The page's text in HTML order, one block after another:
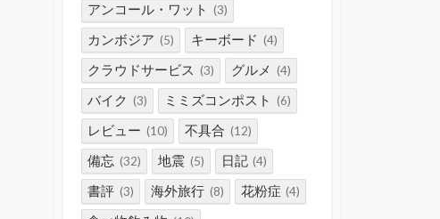
アンコール・ワット (3)
カンボジア (5) キーボード (4)
クラウドサービス (3) グルメ (4)
バイク (3) ミミズコンポスト (6)
レビュー (10) 不具合 (12)
備忘 (32) 地震 (5) 日記 (4)
書評 (3) 海外旅行 (8) 花粉症 (4)